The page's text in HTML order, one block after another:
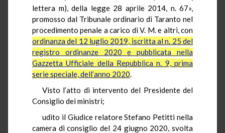
lettera m), della legge 28 aprile 2014, n. 67»,
promosso dal Tribunale ordinario di Taranto nel
procedimento penale a carico di V. M. e altri, con
ordinanza del 12 luglio 2019, iscritta al n. 25 del
registro ordinanze 2020 e pubblicata nella
Gazzetta Ufficiale della Repubblica n. 9, prima
serie speciale, dell’anno 2020.
Visto l’atto di intervento del Presidente del
Consiglio dei ministri;
udito il Giudice relatore Stefano Petitti nella
camera di consiglio del 24 giugno 2020, svolta